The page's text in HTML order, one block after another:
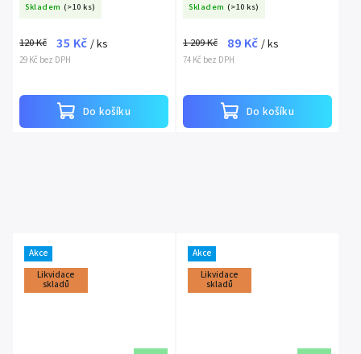
Skladem (>10 ks)
29 Kč bez DPH
120 Kč 35 Kč / ks
Do košíku
Skladem (>10 ks)
74 Kč bez DPH
1 209 Kč 89 Kč / ks
Do košíku
Akce
Likvidace
skladů
Akce
Likvidace
skladů